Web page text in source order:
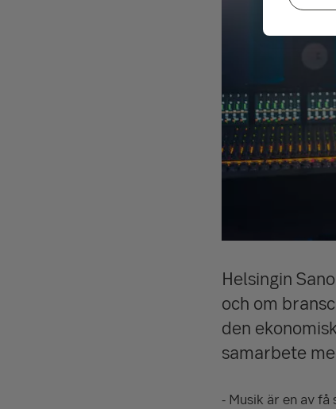
Helsingin
och om
den
samarbete
- Musik är en av